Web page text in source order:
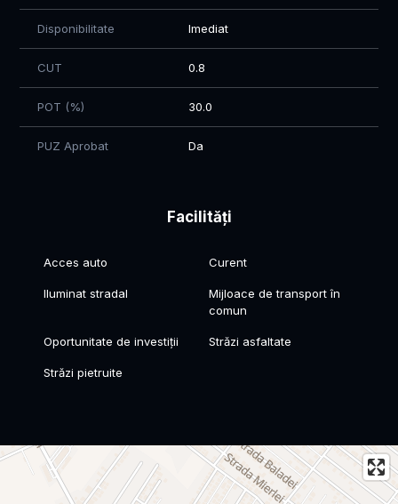
Disponibilitate Imediat
CUT 0.8
POT (%) 30.0
PUZ Aprobat Da
Facilități
Acces auto Curent
Iluminat stradal
Mijloace de transport în
comun
Oportunitate de investiții Străzi asfaltate
Străzi pietruite